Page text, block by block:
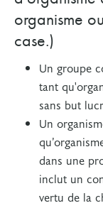
organisme
case.)
Un groupe
tant
sans but
Un
dans une
inclut un
vertu de la